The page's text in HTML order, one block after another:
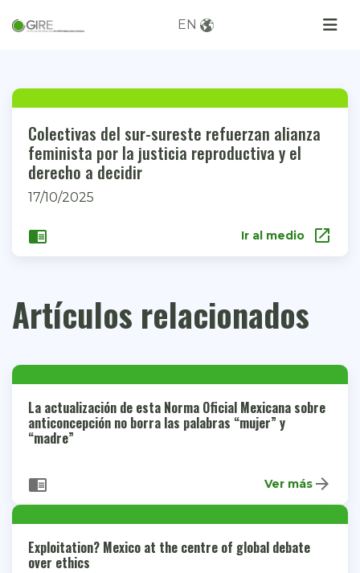
EN
Colectivas del sur-sureste refuerzan alianza
feminista por la justicia reproductiva y el
derecho a decidir
17/10/2025
chrome_reader_mode Ir al medio open_in_new
Artículos relacionados
La actualización de esta Norma Oficial Mexicana sobre
anticoncepción no borra las palabras “mujer” y
“madre”
chrome_reader_mode Ver más arrow_forward
Exploitation? Mexico at the centre of global debate
over ethics